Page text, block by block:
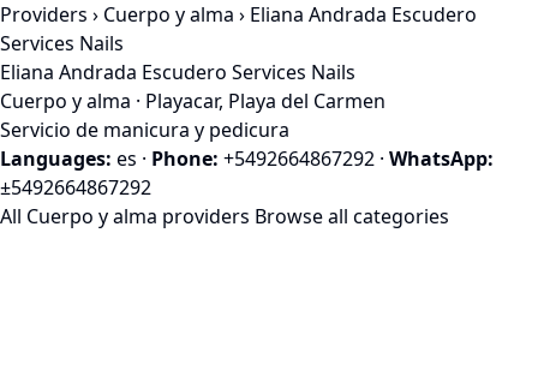
Providers › Cuerpo y alma › Eliana Andrada Escudero
Services Nails
Eliana Andrada Escudero Services Nails
Cuerpo y alma · Playacar, Playa del Carmen
Servicio de manicura y pedicura
Languages: es · Phone: +5492664867292 · WhatsApp:
±5492664867292
All Cuerpo y alma providers Browse all categories